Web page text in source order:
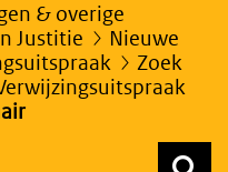
& overige
Justitie
Nieuwe
Zoek